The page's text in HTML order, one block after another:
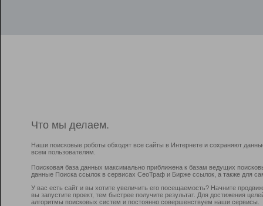
Что мы делаем.
Наши поисковые роботы обходят все сайты в Интернете и сохраняют
всем пользователям.
Поисковая база данных максимально приближена к базам ведущих
данные Поиска ссылок в сервисах СеоТраф и Бирже ссылок, а также для
У вас есть сайт и вы хотите увеличить его посещаемость? Начните
вы запустите проект, тем быстрее получите результат. Для достижения
алгоритмы поисковых систем и постоянно совершенствуем наши сервисы.